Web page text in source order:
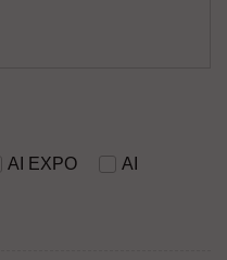
AI EXPO
AI